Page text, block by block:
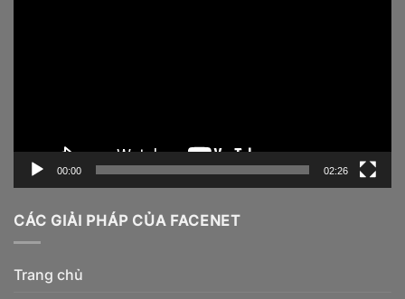
00:00 02:26
CÁC GIẢI PHÁP CỦA FACENET
Trang chủ